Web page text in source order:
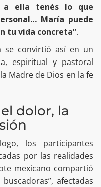
a ella tenés lo que
María puede
tu vida concreta”.
se convirtió así en un
espiritual y pastoral
Madre de Dios en la fe
dolor, la
los participantes
por las realidades
mexicano compartió
afectadas